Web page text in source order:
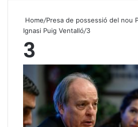
Home/Presa de possessió del nou
Ignasi Puig Ventalló/3
3